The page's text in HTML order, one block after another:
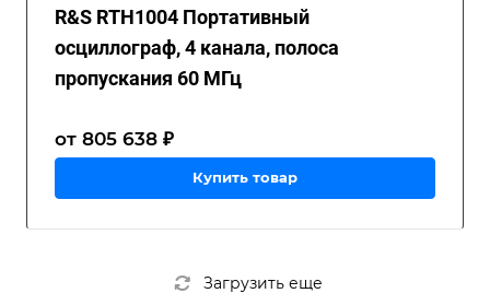
R&S RTH1004 Портативный
осциллограф, 4 канала, полоса
пропускания 60 МГц
от 805 638 ₽
Купить товар
Загрузить еще